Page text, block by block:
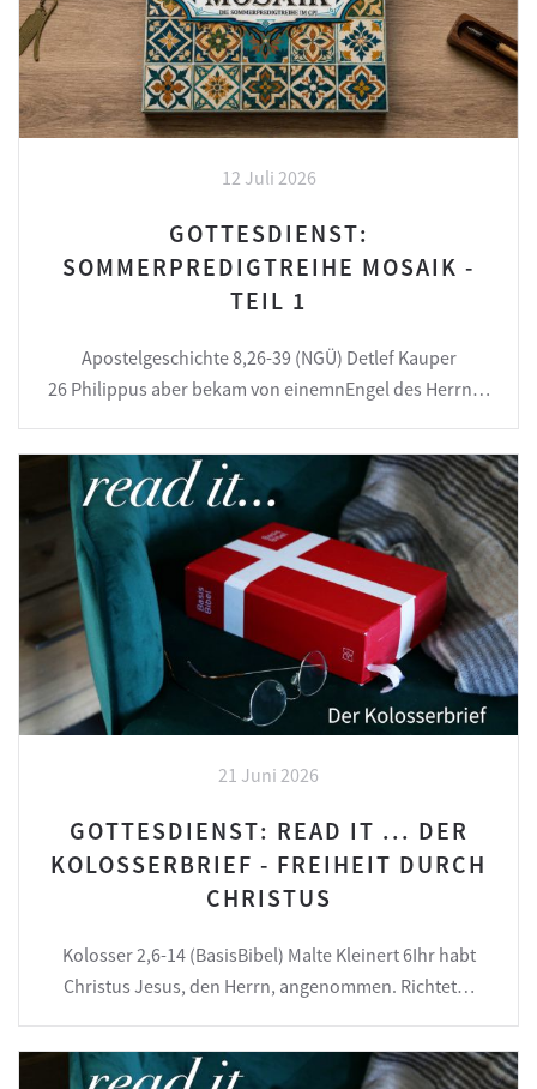
12 Juli 2026
GOTTESDIENST:
SOMMERPREDIGTREIHE MOSAIK -
TEIL 1
Apostelgeschichte 8,26-39 (NGÜ) Detlef Kauper
26 Philippus aber bekam von einemnEngel des Herrn…
21 Juni 2026
GOTTESDIENST: READ IT ... DER
KOLOSSERBRIEF - FREIHEIT DURCH
CHRISTUS
Kolosser 2,6-14 (BasisBibel) Malte Kleinert 6Ihr habt
Christus Jesus, den Herrn, angenommen. Richtet…